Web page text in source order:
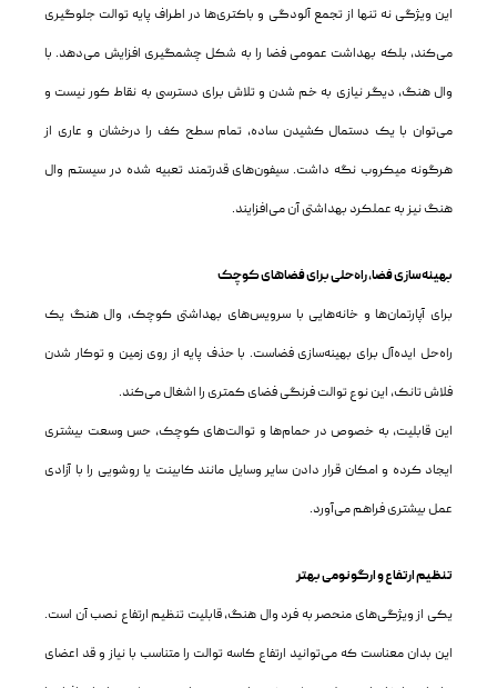
این ویژگی نه تنها از تجمع آلودگی و باکتری‌ها در اطراف پایه توالت جلوگیری
می‌کند، بلکه بهداشت عمومی فضا را به شکل چشمگیری افزایش می‌دهد. با
وال هنگ، دیگر نیازی به خم شدن و تلاش برای دسترسی به نقاط کور نیست و
می‌توان با یک دستمال کشیدن ساده، تمام سطح کف را درخشان و عاری از
هرگونه میکروب نگه داشت. سیفون‌های قدرتمند تعبیه شده در سیستم وال
هنگ نیز به عملکرد بهداشتی آن می‌افزایند.
بهینه‌سازی فضا، راه‌حلی برای فضاهای کوچک
برای آپارتمان‌ها و خانه‌هایی با سرویس‌های بهداشتی کوچک، وال هنگ یک
راه‌حل ایده‌آل برای بهینه‌سازی فضاست. با حذف پایه از روی زمین و توکار شدن
فلاش تانک، این نوع توالت فرنگی فضای کمتری را اشغال می‌کند.
این قابلیت، به خصوص در حمام‌ها و توالت‌های کوچک، حس وسعت بیشتری
ایجاد کرده و امکان قرار دادن سایر وسایل مانند کابینت یا روشویی را با آزادی
عمل بیشتری فراهم می‌آورد.
تنظیم ارتفاع و ارگونومی بهتر
یکی از ویژگی‌های منحصر به فرد وال هنگ، قابلیت تنظیم ارتفاع نصب آن است.
این بدان معناست که می‌توانید ارتفاع کاسه توالت را متناسب با نیاز و قد اعضای